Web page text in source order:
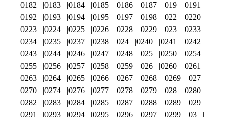
0182
0183 0184 0185 0186 0187 019
0191
0192
0193 0194 0195 0197 0198 022
0220
0223
0224 0225 0226 0228 0229 023
0233
0234
0235 0237 0238 024 0240 0241
0242
0243
0244 0246 0247 0248 025 0250
0254
0255
0256 0257 0258 0259 026 0260
0261
0263
0264 0265 0266 0267 0268 0269
027
0270
0274 0276 0277 0278 0279 028
0280
0282
0283 0284 0285 0287 0288 0289
029
0291
0293 0294 0295 0296 0297 0299 03